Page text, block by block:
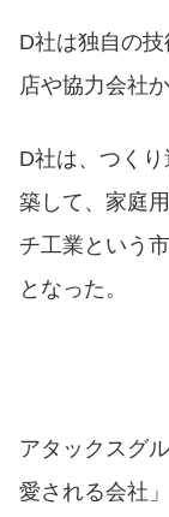
D社は独自の
店や協力会社
D社は、つく
築して、家庭
チ工業という
となった。
アタックスグ
愛される会社